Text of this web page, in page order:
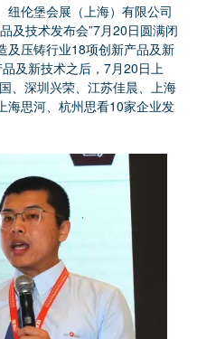
伦堡会展（上海）有限公司
及技术发布会”7月20日圆满闭
及压铸行业18项创新产品及新
及新技术之后，7月20日上
、深圳兴荣、江苏佳晨、上海
海思河、杭州思看10家企业发